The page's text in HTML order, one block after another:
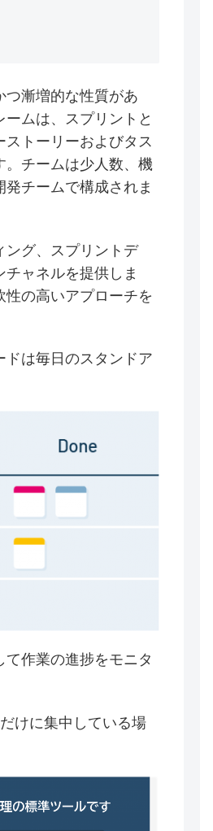
つ漸増的な性質があ
ムは、スプリントと
トーリーおよびタス
。チームは少人数、機
チームで構成されま
ング、スプリントデ
ャネルを提供しま
の高いアプローチを
は毎日のスタンドア
作業の進捗をモニタ
けに集中している場